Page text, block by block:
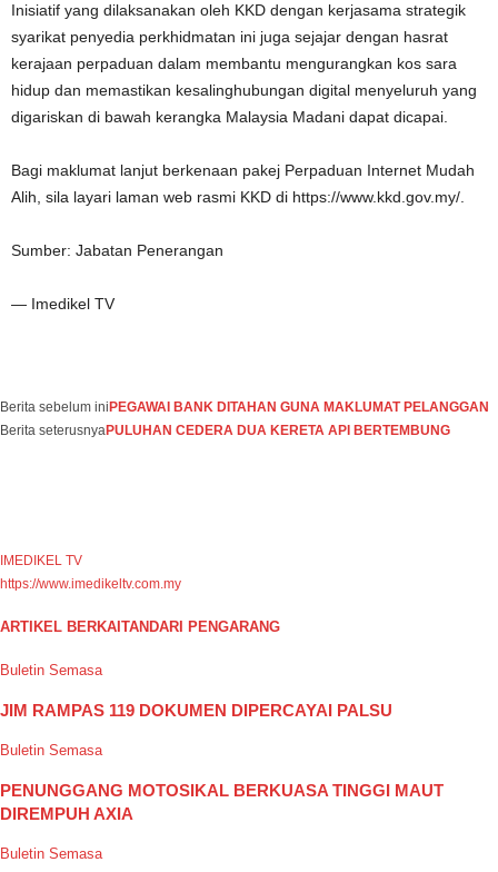
Inisiatif yang dilaksanakan oleh KKD dengan kerjasama strategik
syarikat penyedia perkhidmatan ini juga sejajar dengan hasrat
kerajaan perpaduan dalam membantu mengurangkan kos sara
hidup dan memastikan kesalinghubungan digital menyeluruh yang
digariskan di bawah kerangka Malaysia Madani dapat dicapai.
Bagi maklumat lanjut berkenaan pakej Perpaduan Internet Mudah
Alih, sila layari laman web rasmi KKD di https://www.kkd.gov.my/.
Sumber: Jabatan Penerangan
— Imedikel TV
Berita sebelum ini PEGAWAI BANK DITAHAN GUNA MAKLUMAT PELANGGAN
Berita seterusnyaPULUHAN CEDERA DUA KERETA API BERTEMBUNG
IMEDIKEL TV
https://www.imedikeltv.com.my
ARTIKEL BERKAITAN DARI PENGARANG
Buletin Semasa
JIM RAMPAS 119 DOKUMEN DIPERCAYAI PALSU
Buletin Semasa
PENUNGGANG MOTOSIKAL BERKUASA TINGGI MAUT
DIREMPUH AXIA
Buletin Semasa